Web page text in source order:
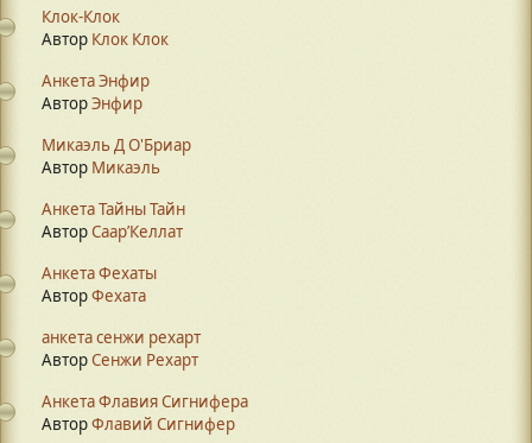
Клок-Клок
Автор Клок Клок
Анкета Энфир
АвторЭнфир
Микаэль Д О'Бриар
Автор Микаэль
Анкета Тайны Тайн
АвторСаар’Келлат
Анкета Фехаты
АвторФехата
анкета сенжи рехарт
АвторСенжи Рехарт
Анкета Флавия Сигнифера
АвторФлавий Сигнифер